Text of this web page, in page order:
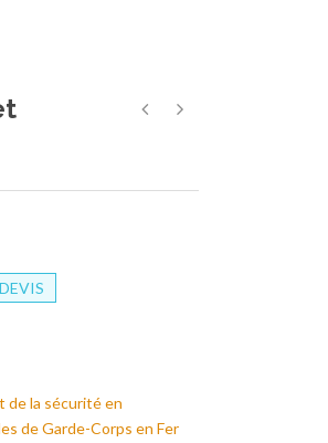
de la sécurité en
de Garde-Corps en Fer